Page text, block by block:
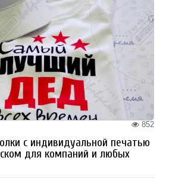
852
с индивидуальной печатью
для компаний и любых